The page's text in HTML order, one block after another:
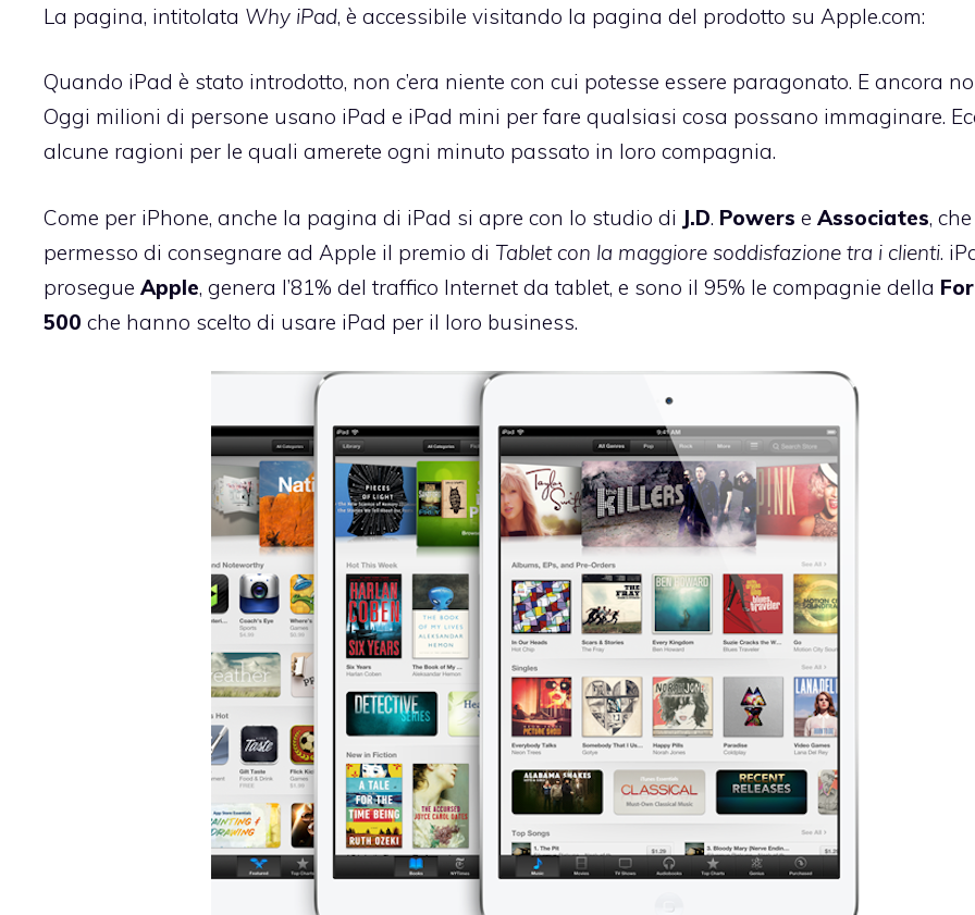
La pagina, intitolata Why iPad, è accessibile visitando la pagina del prodotto su Apple.com:
Quando iPad è stato introdotto, non c’era niente con cui potesse essere paragonato. E ancora
Oggi milioni di persone usano iPad e iPad mini per fare qualsiasi cosa possano immaginare.
alcune ragioni per le quali amerete ogni minuto passato in loro compagnia.
Come per iPhone, anche la pagina di iPad si apre con lo studio di J.D. Powers e Associates,
permesso di consegnare ad Apple il premio di Tablet con la maggiore soddisfazione tra i clienti.
prosegue Apple, genera l’81% del traffico Internet da tablet, e sono il 95% le compagnie della
500 che hanno scelto di usare iPad per il loro business.